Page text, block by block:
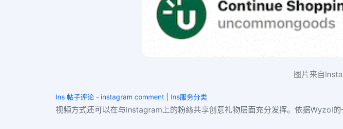
图片来自
Ins 帖子评论 - instagram comment Ins服务分类
视頻方式还可以在与Instagram上的粉絲共享创意礼物层面充分发挥。依据Wyzol